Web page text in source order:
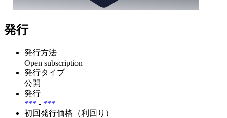
発行
発行方法
Open subscription
発行タイプ
公開
発行
*** - ***
初回発行価格（利回り）